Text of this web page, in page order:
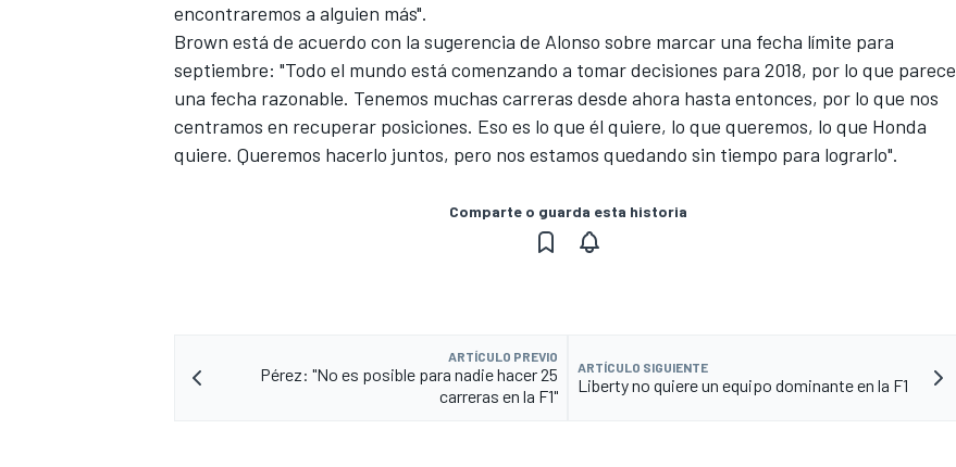
MÁS CATEGORÍAS
encontraremos a alguien más".
Brown está de acuerdo con la sugerencia de Alonso sobre marcar una fecha límite para
septiembre: "Todo el mundo está comenzando a tomar decisiones para 2018, por lo que parece
una fecha razonable. Tenemos muchas carreras desde ahora hasta entonces, por lo que nos
centramos en recuperar posiciones. Eso es lo que él quiere, lo que queremos, lo que Honda
quiere. Queremos hacerlo juntos, pero nos estamos quedando sin tiempo para lograrlo".
Comparte o guarda esta historia
ARTÍCULO PREVIO
Pérez: "No es posible para nadie hacer 25
carreras en la F1"
ARTÍCULO SIGUIENTE
Liberty no quiere un equipo dominante en la F1